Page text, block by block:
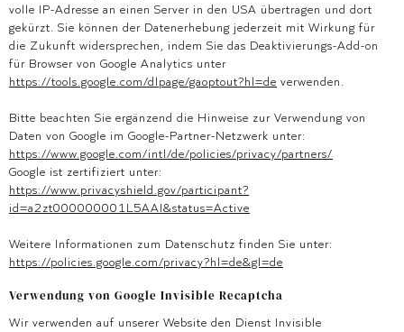
volle IP-Adresse an einen Server in den USA übertragen und dort
gekürzt. Sie können der Datenerhebung jederzeit mit Wirkung für
die Zukunft widersprechen, indem Sie das Deaktivierungs-Add-on
für Browser von Google Analytics unter
https://tools.google.com/dlpage/gaoptout?hl=de verwenden.
Bitte beachten Sie ergänzend die Hinweise zur Verwendung von
Daten von Google im Google-Partner-Netzwerk unter:
https://www.google.com/intl/de/policies/privacy/partners/
Google ist zertifiziert unter:
https://www.privacyshield.gov/participant?
id=a2zt000000001L5AAI&status=Active
Weitere Informationen zum Datenschutz finden Sie unter:
https://policies.google.com/privacy?hl=de&gl=de
Verwendung von Google Invisible Recaptcha
Wir verwenden auf unserer Website den Dienst Invisible